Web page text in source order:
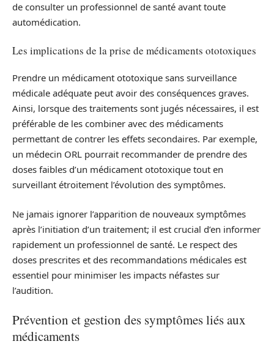
de consulter un professionnel de santé avant toute
automédication.
Les implications de la prise de médicaments ototoxiques
Prendre un médicament ototoxique sans surveillance
médicale adéquate peut avoir des conséquences graves.
Ainsi, lorsque des traitements sont jugés nécessaires, il est
préférable de les combiner avec des médicaments
permettant de contrer les effets secondaires. Par exemple,
un médecin ORL pourrait recommander de prendre des
doses faibles d’un médicament ototoxique tout en
surveillant étroitement l’évolution des symptômes.
Ne jamais ignorer l’apparition de nouveaux symptômes
après l’initiation d’un traitement; il est crucial d’en informer
rapidement un professionnel de santé. Le respect des
doses prescrites et des recommandations médicales est
essentiel pour minimiser les impacts néfastes sur
l’audition.
Prévention et gestion des symptômes liés aux
médicaments